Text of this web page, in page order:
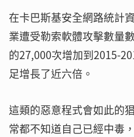
在卡巴斯基安全網路統計
業遭受勒索軟體攻擊數量
的27,000次增加到2015-
足增長了近六倍。
這類的惡意程式會如此的
常都不知道自己已經中毒